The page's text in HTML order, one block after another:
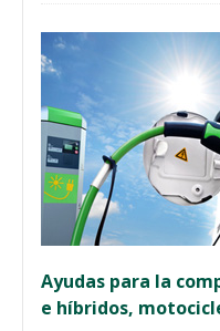
Ayudas para la
e híbridos,